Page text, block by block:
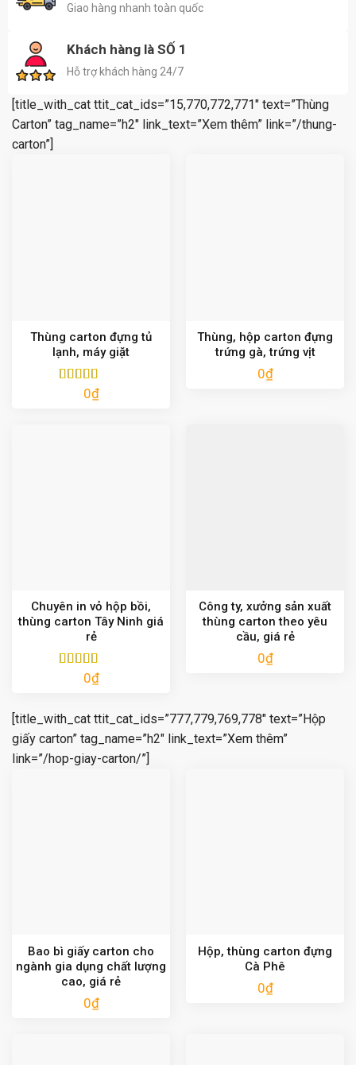
Giao hàng nhanh toàn quốc
Khách hàng là SỐ 1
Hỗ trợ khách hàng 24/7
[title_with_cat ttit_cat_ids=”15,770,772,771″ text=”Thùng
Carton” tag_name=”h2″ link_text=”Xem thêm” link=”/thung-
carton”]
Thùng carton đựng tủ
lạnh, máy giặt
Được xếp
0₫
Thùng, hộp carton đựng
trứng gà, trứng vịt
0₫
Chuyên in vỏ hộp bồi,
thùng carton Tây Ninh giá
rẻ
Được xếp
0₫
Công ty, xưởng sản xuất
thùng carton theo yêu
cầu, giá rẻ
0₫
[title_with_cat ttit_cat_ids=”777,779,769,778″ text=”Hộp
giấy carton” tag_name=”h2″ link_text=”Xem thêm”
link=”/hop-giay-carton/”]
Bao bì giấy carton cho
ngành gia dụng chất lượng
cao, giá rẻ
0₫
Hộp, thùng carton đựng
Cà Phê
0₫